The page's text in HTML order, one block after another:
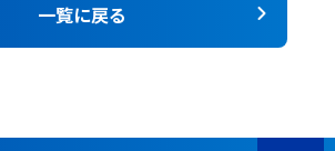
一覧に戻る